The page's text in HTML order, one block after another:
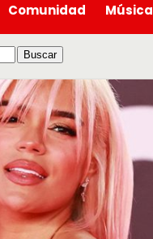
Comunidad Música